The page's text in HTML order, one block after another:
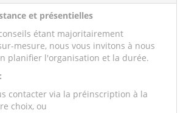
et présentielles
étant majoritairement
mesure, nous vous invitons à nous
planifier l'organisation et la durée.
contacter via la préinscription à la
choix, ou